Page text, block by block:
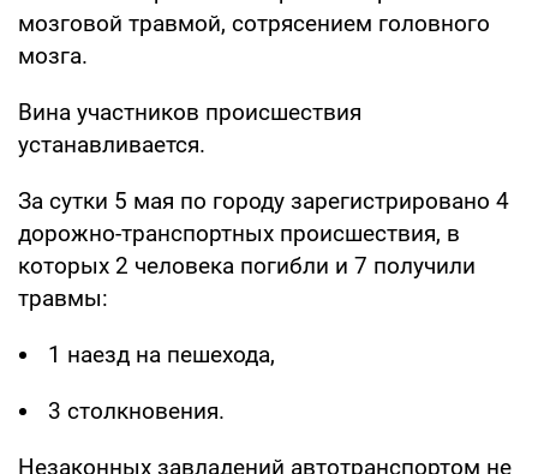
мозговой травмой, сотрясением головного
мозга.
Вина участников происшествия
устанавливается.
За сутки 5 мая по городу зарегистрировано 4
дорожно-транспортных происшествия, в
которых 2 человека погибли и 7 получили
травмы:
1 наезд на пешехода,
3 столкновения.
Незаконных завладений автотранспортом не